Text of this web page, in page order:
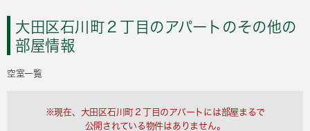
大田区石川町２丁目のアパートのその他の
部屋情報
空室一覧
※現在、大田区石川町２丁目のアパートには部屋まるで
公開されている物件はありません。